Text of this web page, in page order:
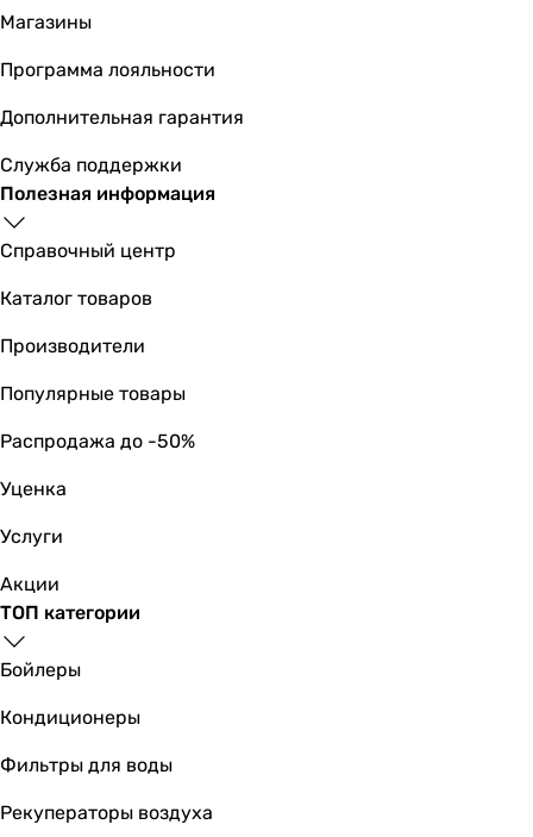
пристенная
пристенная
пристенная
пристенная
пристенная
Сторона установки
универсальная
универсальная
универсальная
универсальная
универсальная
универсальная
универсальная
акрил
акрил
акрил
акрил
акрил
акрил
акрил
Магазины
Программа лояльности
Дополнительная гарантия
Служба поддержки
Полезная информация
Справочный центр
Каталог товаров
Производители
Популярные товары
Распродажа до -50%
Уценка
Услуги
Акции
ТОП категории
Бойлеры
Кондиционеры
Фильтры для воды
Рекуператоры воздуха